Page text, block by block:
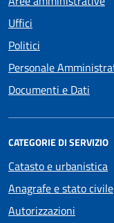
Uffici
Politici
Personale
Documenti e Dati
CATEGORIE DI SERVIZIO
Catasto e urbanistica
Anagrafe e stato civile
Autorizzazioni